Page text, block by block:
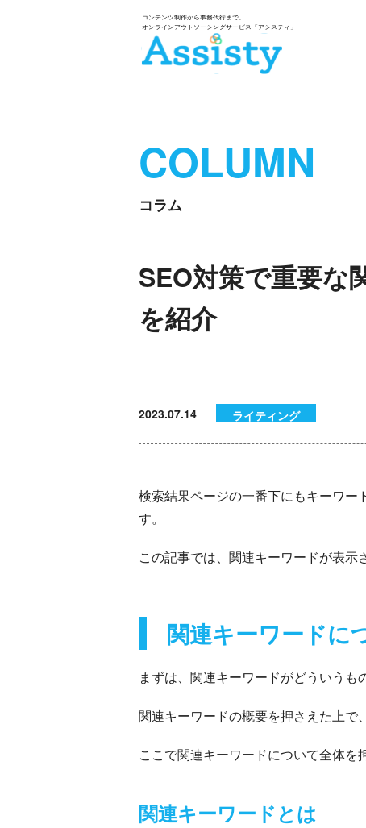
COLUMN
コラム
SEO対策で重要な
を紹介
2023.07.14 ライティング
検索結果ページの一番下にもキーワ
す。
この記事では、関連キーワードが表示
関連キーワードに
まずは、関連キーワードがどういうも
関連キーワードの概要を押さえた上で
ここで関連キーワードについて全体を
関連キーワードとは